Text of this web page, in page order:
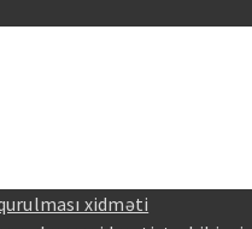
xidməti